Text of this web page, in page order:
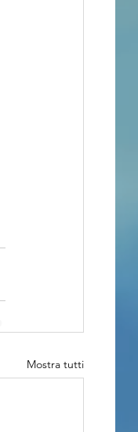
Mostra tutti